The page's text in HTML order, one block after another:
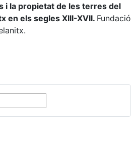
i la propietat de les terres del
en els segles XIII-XVII. Fundació